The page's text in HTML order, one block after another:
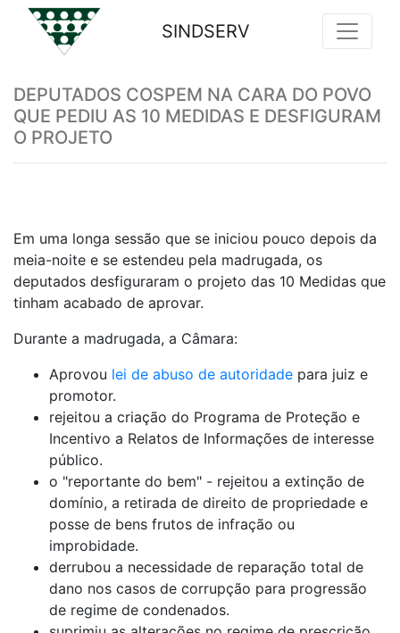
SINDSERV
DEPUTADOS COSPEM NA CARA DO POVO
QUE PEDIU AS 10 MEDIDAS E DESFIGURAM
O PROJETO
Em uma longa sessão que se iniciou pouco depois da
meia-noite e se estendeu pela madrugada, os
deputados desfiguraram o projeto das 10 Medidas que
tinham acabado de aprovar.
Durante a madrugada, a Câmara:
Aprovou lei de abuso de autoridade para juiz e
promotor.
rejeitou a criação do Programa de Proteção e
Incentivo a Relatos de Informações de interesse
público.
o "reportante do bem" - rejeitou a extinção de
domínio, a retirada de direito de propriedade e
posse de bens frutos de infração ou
improbidade.
derrubou a necessidade de reparação total de
dano nos casos de corrupção para progressão
de regime de condenados.